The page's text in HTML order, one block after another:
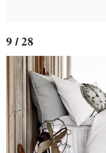
9 / 28